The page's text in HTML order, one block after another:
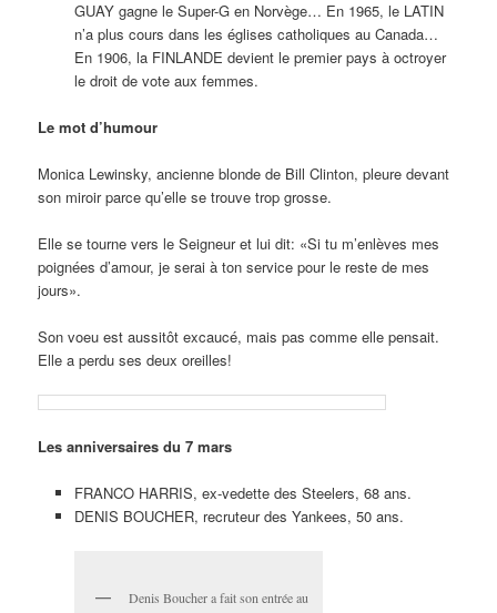
GUAY gagne le Super-G en Norvège… En 1965, le LATIN
n’a plus cours dans les églises catholiques au Canada…
En 1906, la FINLANDE devient le premier pays à octroyer
le droit de vote aux femmes.
Le mot d’humour
Monica Lewinsky, ancienne blonde de Bill Clinton, pleure devant
son miroir parce qu’elle se trouve trop grosse.
Elle se tourne vers le Seigneur et lui dit: «Si tu m’enlèves mes
poignées d’amour, je serai à ton service pour le reste de mes
jours».
Son voeu est aussitôt excaucé, mais pas comme elle pensait.
Elle a perdu ses deux oreilles!
Les anniversaires du 7 mars
FRANCO HARRIS, ex-vedette des Steelers, 68 ans.
DENIS BOUCHER, recruteur des Yankees, 50 ans.
Denis Boucher a fait son entrée au